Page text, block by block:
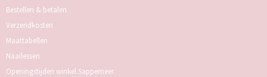
Bestellen & betalen
Verzendkosten
Maattabellen
Naailessen
Openingstijden winkel Sappemeer